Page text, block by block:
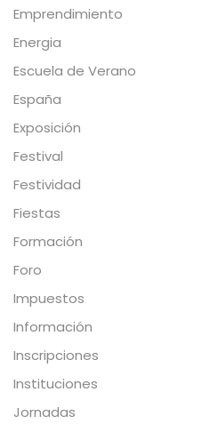
Emprendimiento
Energia
Escuela de Verano
España
Exposición
Festival
Festividad
Fiestas
Formación
Foro
Impuestos
Información
Inscripciones
Instituciones
Jornadas